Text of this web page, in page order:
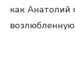
как Анатолий